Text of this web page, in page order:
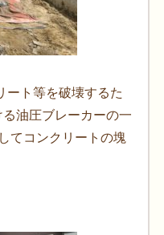
ート等を破壊するた
油圧ブレーカーの一
てコンクリートの塊